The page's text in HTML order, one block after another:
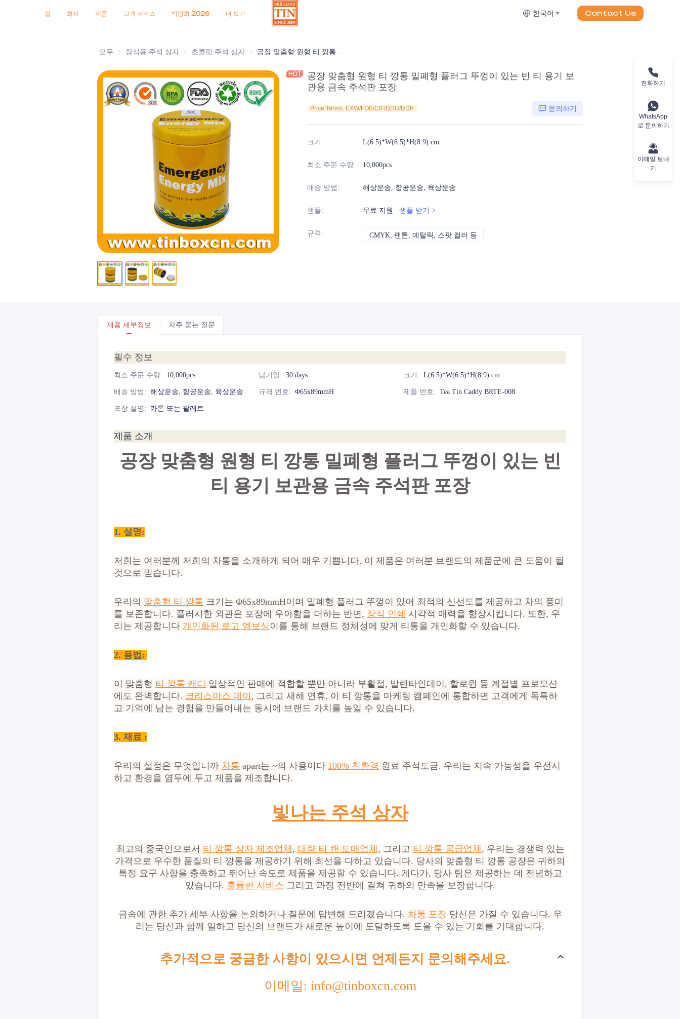
집 회사 제품 고객 서비스 박람회 2026
인증서
소식
제품 더 보기 한국어 Contact Us
모두 장식용 주석 상자 장식용 주석 상자
초콜릿 주석 상자 초콜릿 주석 상자
공장 맞춤형 원형 티 깡통 밀폐형 플러그 뚜껑이 있는 빈 티 용기 보
관용 금속 주석판 포장
Price Terms: EXW/FOB/CIF/DDU/DDP 문의하기
크기 : L(6.5)*W(6.5)*H(8.9) cm
최소 주문 수량: 10,000pcs
배송 방법 : 해상운송, 항공운송, 육상운송
샘플: 무료 지원 샘플 받기
규격 : CMYK, 팬톤, 메탈릭, 스팟 컬러 등
제품 세부정보 자주 묻는 질문
필수 정보
최소 주문 수량: 10,000pcs 납기일 : 30 days 크기 : L(6.5)*W(6.5)*H(8.9) cm
배송 방법 : 해상운송, 항공운송, 육상운송 규격 번호: Φ65x89mmH 제품 번호: Tea Tin Caddy BRTE-008
포장 설명 : 카톤 또는 팔레트
제품 소개
공장 맞춤형 원형 티 깡통 밀폐형 플러그 뚜껑이 있는 빈
티 용기 보관용 금속 주석판 포장
1. 설명:
저희는 여러분께 저희의 차통을 소개하게 되어 매우 기쁩니다. 이 제품은 여러분 브랜드의 제품군에 큰 도움이 될
것으로 믿습니다.
우리의 맞춤형 티 깡통 크기는 Φ65x89mmH이며 밀폐형 플러그 뚜껑이 있어 최적의 신선도를 제공하고 차의 풍미
를 보존합니다. 플러시한 외관은 포장에 우아함을 더하는 반면, 장식 인쇄 시각적 매력을 향상시킵니다. 또한, 우
리는 제공합니다 개인화된 로고 엠보싱이를 통해 브랜드 정체성에 맞게 티통을 개인화할 수 있습니다.
2. 용법:
이 맞춤형 티 깡통 캐디 일상적인 판매에 적합할 뿐만 아니라 부활절, 발렌타인데이, 할로윈 등 계절별 프로모션
에도 완벽합니다. 크리스마스 데이 , 그리고 새해 연휴. 이 티 깡통을 마케팅 캠페인에 통합하면 고객에게 독특하
고 기억에 남는 경험을 만들어내는 동시에 브랜드 가치를 높일 수 있습니다.
3. 재료 :
우리의 설정은 무엇입니까 차통 apart는 ~의 사용이다 100% 친환경 원료 주석도금. 우리는 지속 가능성을 우선시
하고 환경을 염두에 두고 제품을 제조합니다.
빛나는 주석 상자
최고의 중국인으로서 티 깡통 상자 제조업체 , 대량 티 캔 도매업체 , 그리고 티 깡통 공급업체 , 우리는 경쟁력 있는
가격으로 우수한 품질의 티 깡통을 제공하기 위해 최선을 다하고 있습니다. 당사의 맞춤형 티 깡통 공장은 귀하의
특정 요구 사항을 충족하고 뛰어난 속도로 제품을 제공할 수 있습니다. 게다가, 당사 팀은 제공하는 데 전념하고
있습니다. 훌륭한 서비스 그리고 과정 전반에 걸쳐 귀하의 만족을 보장합니다.
금속에 관한 추가 세부 사항을 논의하거나 질문에 답변해 드리겠습니다. 차통 포장당신은 가질 수 있습니다. 우
리는 당신과 함께 일하고 당신의 브랜드가 새로운 높이에 도달하도록 도울 수 있는 기회를 기대합니다.
추가적으로 궁금한 사항이 있으시면 언제든지 문의해주세요.
이메일: info@tinboxcn.com
전화하기
WhatsApp
로 문의하기
이메일 보내
기